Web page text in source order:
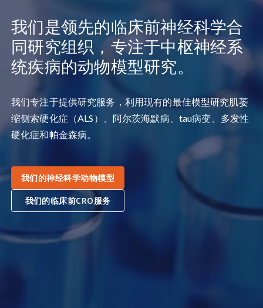
我们是领先的临床前神经科学合
同研究组织，专注于中枢神经系
统疾病的动物模型研究。
我们专注于提供研究服务，利用现有的最佳模型研究肌萎
缩侧索硬化症（ALS）、阿尔茨海默病、tau病变、多发性
硬化症和帕金森病。
我们的神经科学动物模型
我们的临床前CRO服务